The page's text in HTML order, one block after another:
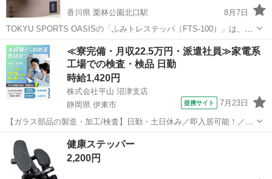
香川県 栗林公園北口駅
8月7日
TOKYU SPORTS OASISの「ふみトレステッパ（FTS-100）」は、ク
ッションのようなデザインで気軽に足踏み運動ができるフィットネス
アイテムです。 商品概要デザイン: 小型で軽量なクッション形状。 特
徴: 傾斜...
香川 高松市 栗林公園北口駅 その他
≪寮完備・月収22.5万円・派遣社員≫家電系
工場での検査・検品 日勤
時給1,420円
株式会社平山 沼津支店
静岡県 伊東市
提携サイト 7月23日
【ガラス部品の製造・加工/検査】日勤・土日休み／即入居可能！／伊
豆でのんびりライフ♪ ガラス部品の製造・加工/検査 【株式会社平山で
の正社員採用（無期雇用派遣）となります】 「2人で同じ職場で働き
たい」 「仕事も休みも一...
静岡 その他
健康ステッパー
2,200円